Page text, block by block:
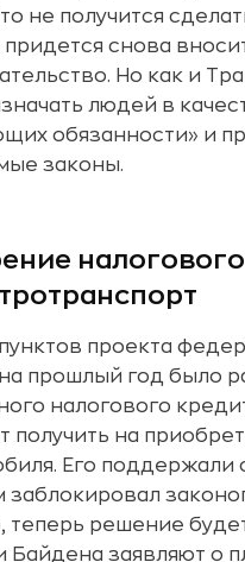
не получится
придется снова
Но как и
людей в
обязанности» и
законы.
проекта
прошлый год было
налогового
получить на
Его поддержали
заблокировал
теперь решение
Байдена заявляют о